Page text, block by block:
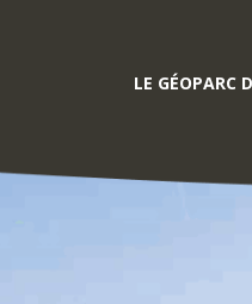
LE GÉOPARC